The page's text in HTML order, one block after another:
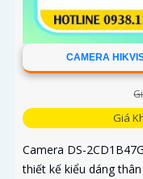
CAMERA
Giá
Camera DS-
thiết kế kiểu dáng